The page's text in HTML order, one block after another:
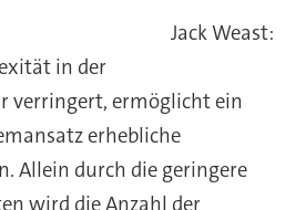
Jack Weast:
in der
verringert, ermöglicht ein
erhebliche
Allein durch die geringere
wird die Anzahl der